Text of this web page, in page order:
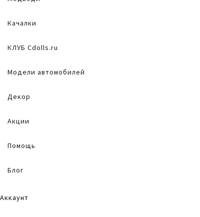
Качалки
КЛУБ Cdolls.ru
Модели автомобилей
Декор
Акции
Помощь
Блог
Аккаунт